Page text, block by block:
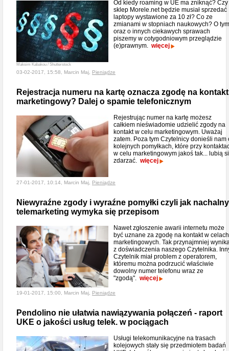
Maksim Kabakou / Shutterstock
Od kiedy roaming w UE ma zniknąć? Czy
sklep Morele.net będzie musiał sprzedać
laptopy wystawione za 10 zł? Co ze
zmianami w stopniach naukowych? O tym
oraz o innych ciekawych sprawach
piszemy w cotygodniowym przeglądzie
(e)prawnym. więcej
03-02-2017, 15:58, Marcin Maj, Pieniądze
Rejestracja numeru na kartę oznacza zgodę na kontakt
marketingowy? Dalej o spamie telefonicznym
Rejestrując numer na kartę możesz
całkiem nieświadomie udzielić zgody na
kontakt w celu marketingowym. Uważaj
zatem. Poza tym Czytelnicy donieśli nam
kolejnych pomyłkach, które przy
w celu marketingowym jakoś tak... lubią
zdarzać. więcej
27-01-2017, 10:14, Marcin Maj, Pieniądze
Niewyraźne zgody i wyraźne pomyłki czyli jak nachalny
telemarketing wymyka się przepisom
Nawet zgłoszenie awarii internetu może
być uznane za zgodę na kontakt w celach
marketingowych. Tak przynajmniej
z doświadczenia naszego Czytelnika.
Czytelnik miał problem z operatorem,
któremu można podrzucić właściwie
dowolny numer telefonu wraz ze
"zgodą". więcej
19-01-2017, 15:00, Marcin Maj, Pieniądze
Pendolino nie ułatwia nawiązywania połączeń - raport
UKE o jakości usług telek. w pociągach
Usługi telekomunikacyjne na trasach
kolejowych stały się przedmiotem badań